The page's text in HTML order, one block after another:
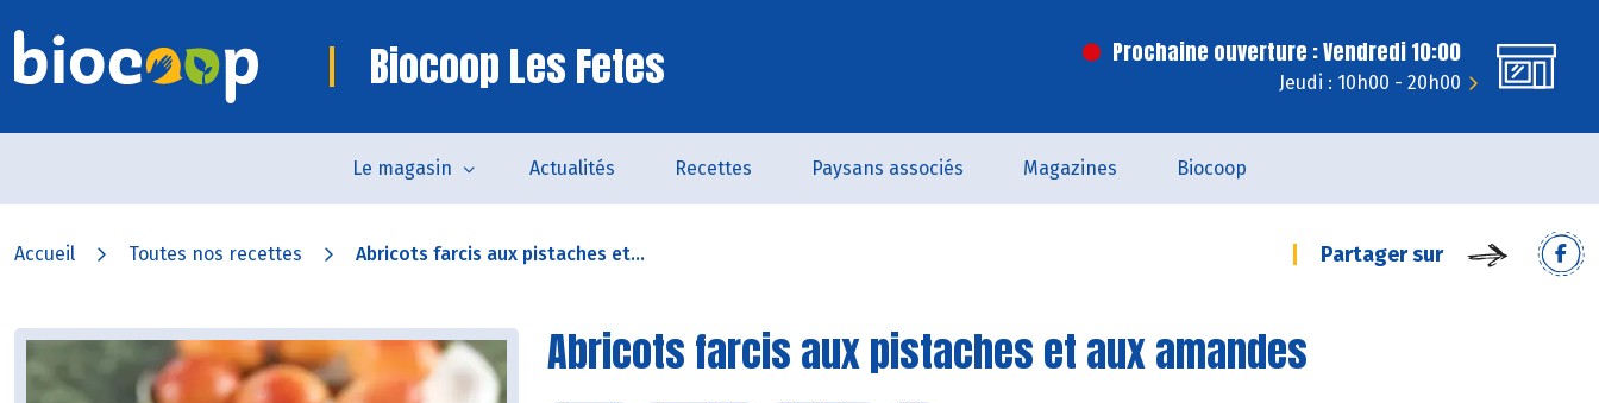
Biocoop Les Fetes Prochaine ouverture : Vendredi 10:00
Jeudi : 10h00 - 20h00
Le magasin Actualités Recettes Paysans associés Magazines Biocoop
Accueil Toutes nos recettes Abricots farcis aux pistaches et... Partager sur
Abricots farcis aux pistaches et aux amandes